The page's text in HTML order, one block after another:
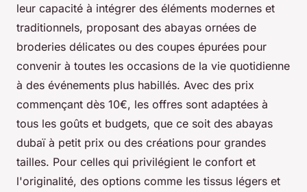
leur capacité à intégrer des éléments modernes et
traditionnels, proposant des abayas ornées de
broderies délicates ou des coupes épurées pour
convenir à toutes les occasions de la vie quotidienne
à des événements plus habillés. Avec des prix
commençant dès 10€, les offres sont adaptées à
tous les goûts et budgets, que ce soit des abayas
dubaï à petit prix ou des créations pour grandes
tailles. Pour celles qui privilégient le confort et
l'originalité, des options comme les tissus légers et